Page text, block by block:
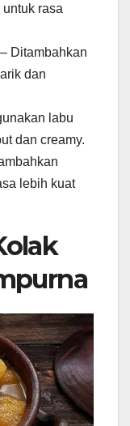
rasa
Ditambahkan
dan
labu
dan creamy.
lebih kuat